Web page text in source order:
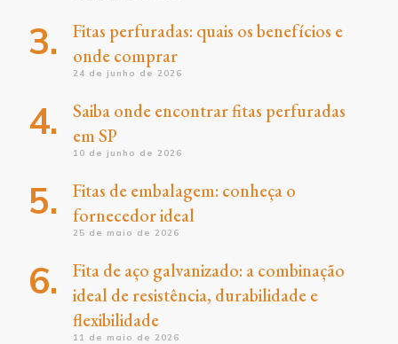
Fitas perfuradas: quais os benefícios e
onde comprar
24 de junho de 2026
Saiba onde encontrar fitas perfuradas
em SP
10 de junho de 2026
Fitas de embalagem: conheça o
fornecedor ideal
25 de maio de 2026
Fita de aço galvanizado: a combinação
ideal de resistência, durabilidade e
flexibilidade
11 de maio de 2026